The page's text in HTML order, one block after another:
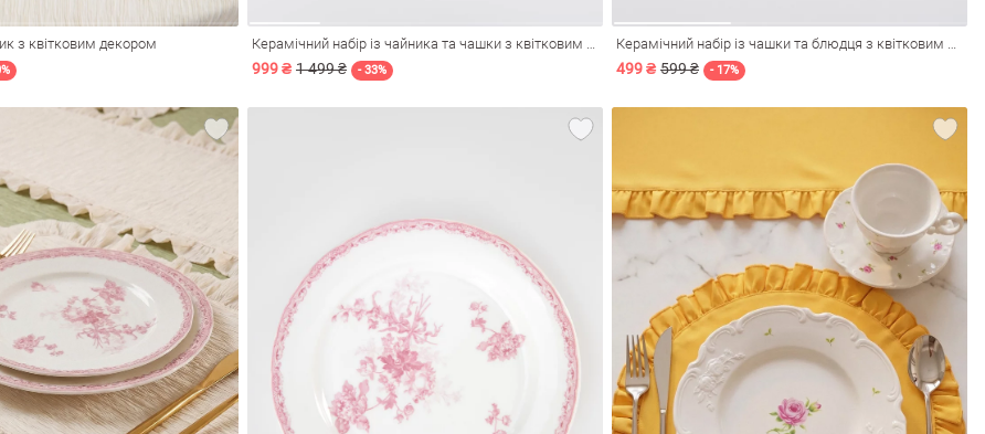
з квітковим декором Керамічний набір із чайника та чашки з квітковим декором
999 ₴ 1 499 ₴ - 33%
Керамічний набір із чашки та блюдця з квітковим декором
499 ₴ 599 ₴ - 17%